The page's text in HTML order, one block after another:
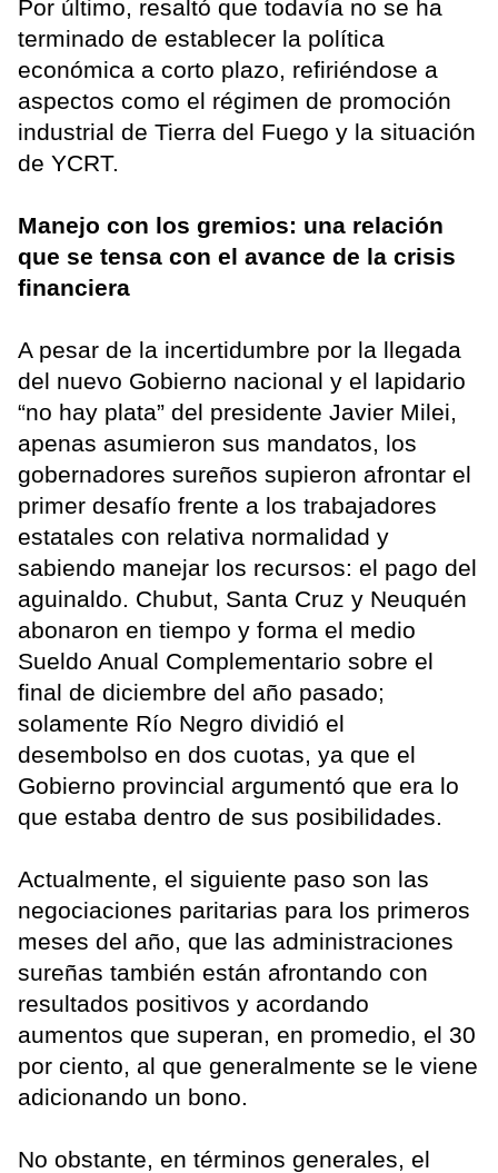
Por último, resaltó que todavía no se ha
terminado de establecer la política
económica a corto plazo, refiriéndose a
aspectos como el régimen de promoción
industrial de Tierra del Fuego y la situación
de YCRT.
Manejo con los gremios: una relación
que se tensa con el avance de la crisis
financiera
A pesar de la incertidumbre por la llegada
del nuevo Gobierno nacional y el lapidario
“no hay plata” del presidente Javier Milei,
apenas asumieron sus mandatos, los
gobernadores sureños supieron afrontar el
primer desafío frente a los trabajadores
estatales con relativa normalidad y
sabiendo manejar los recursos: el pago del
aguinaldo. Chubut, Santa Cruz y Neuquén
abonaron en tiempo y forma el medio
Sueldo Anual Complementario sobre el
final de diciembre del año pasado;
solamente Río Negro dividió el
desembolso en dos cuotas, ya que el
Gobierno provincial argumentó que era lo
que estaba dentro de sus posibilidades.
Actualmente, el siguiente paso son las
negociaciones paritarias para los primeros
meses del año, que las administraciones
sureñas también están afrontando con
resultados positivos y acordando
aumentos que superan, en promedio, el 30
por ciento, al que generalmente se le viene
adicionando un bono.
No obstante, en términos generales, el